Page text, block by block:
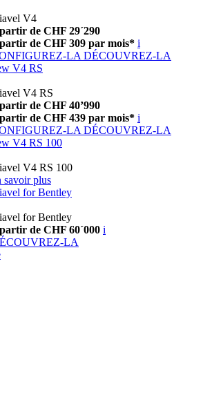
V4
de CHF 29´290
de CHF 309 par mois* i
LA DÉCOUVREZ-LA
V4 RS
V4 RS
de CHF 40’990
de CHF 439 par mois* i
LA DÉCOUVREZ-LA
V4 RS 100
V4 RS 100
savoir plus
for Bentley
for Bentley
de CHF 60´000 i
LA